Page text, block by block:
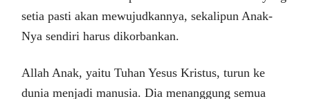
setia pasti akan mewujudkannya, sekalipun Anak-
Nya sendiri harus dikorbankan.
Allah Anak, yaitu Tuhan Yesus Kristus, turun ke
dunia menjadi manusia. Dia menanggung semua